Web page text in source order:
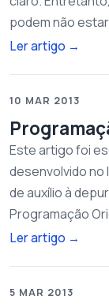
podem não
Ler artigo →
10 MAR 2013
Este artigo foi
desenvolvido no
de auxílio à
Programação
Ler artigo →
5 MAR 2013